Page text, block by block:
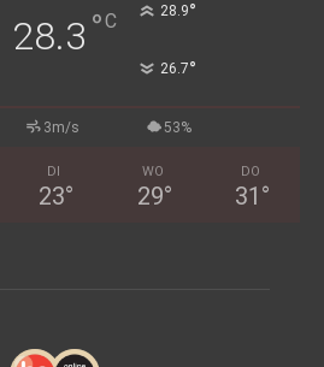
28.3 °C 28.9°
26.7°
3m/s 53%
DI
23°
WO
29°
DO
31 °